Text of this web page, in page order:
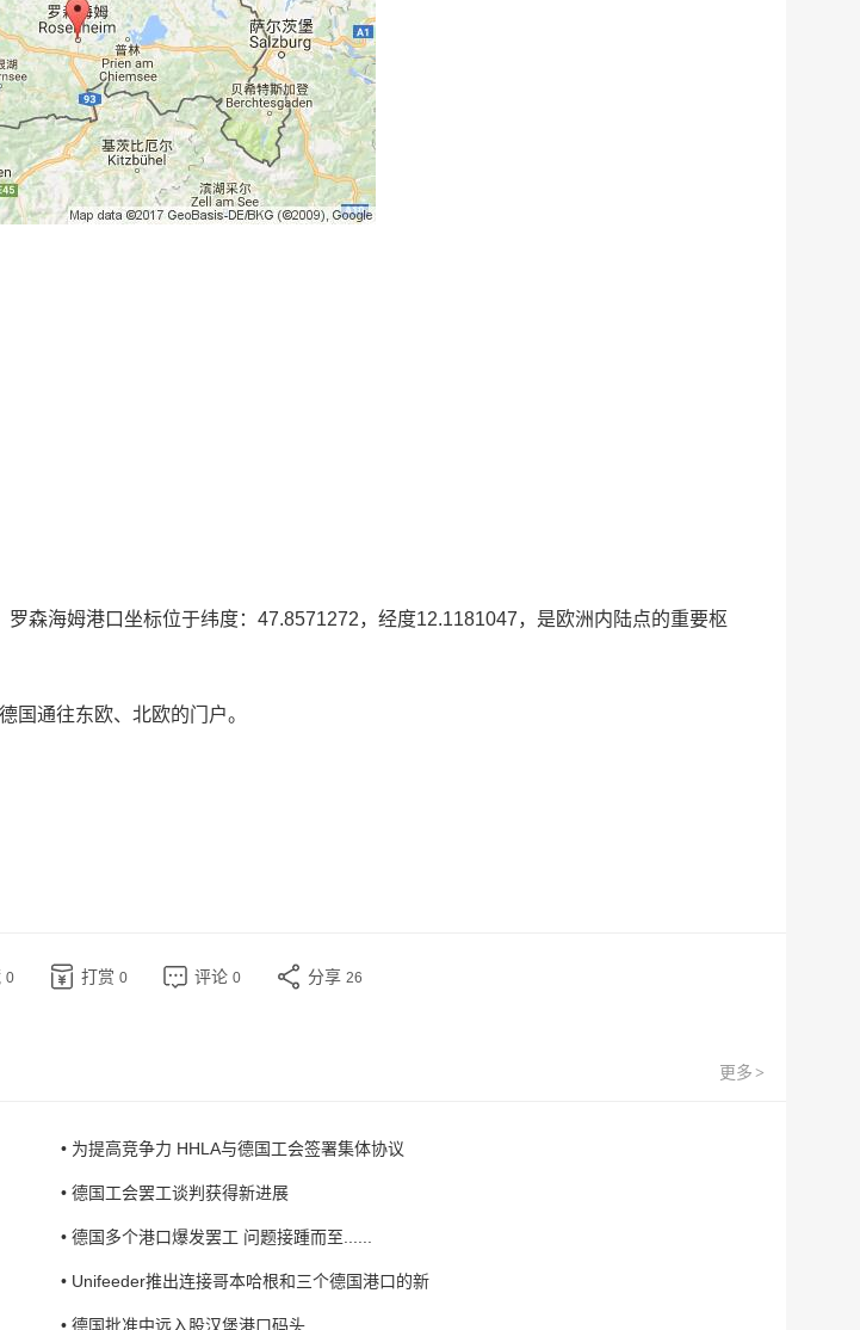
森海姆港口坐标位于纬度：47.8571272，经度12.1181047，是欧洲内陆点的重要枢
国通往东欧、北欧的门户。
0 打赏 0 评论 0 分享 26
更多 >
• 为提高竞争力 HHLA与德国工会签署集体协议
• 德国工会罢工谈判获得新进展
• 德国多个港口爆发罢工 问题接踵而至......
• Unifeeder推出连接哥本哈根和三个德国港口的新
• 德国批准中远入股汉堡港口码头